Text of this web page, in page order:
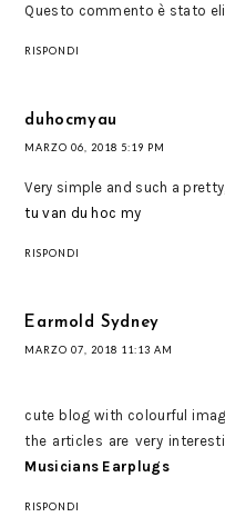
Questo commento è stato
RISPONDI
duhocmyau
MARZO 06, 2018 5:19 PM
Very simple and such a
tu van du hoc my
RISPONDI
Earmold Sydney
MARZO 07, 2018 11:13 AM
cute blog with colourful
the articles are very
Musicians Earplugs
RISPONDI